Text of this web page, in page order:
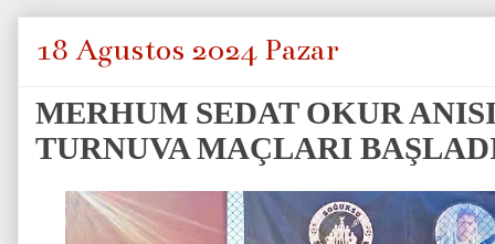
18 Ağustos 2024 Pazar
MERHUM SEDAT OKUR
TURNUVA MAÇLARI